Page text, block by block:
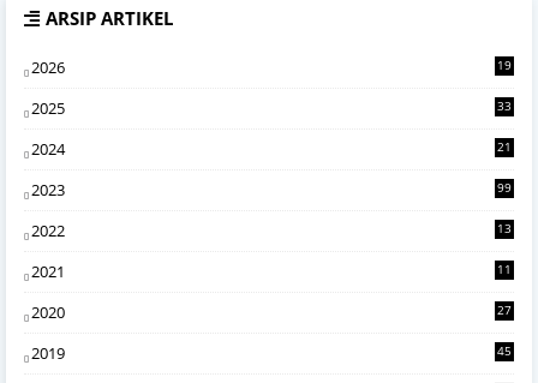
ARSIP ARTIKEL
2026
19
2025
33
2024
21
2023 99
2022
13
2021
11
2020
27
2019 45